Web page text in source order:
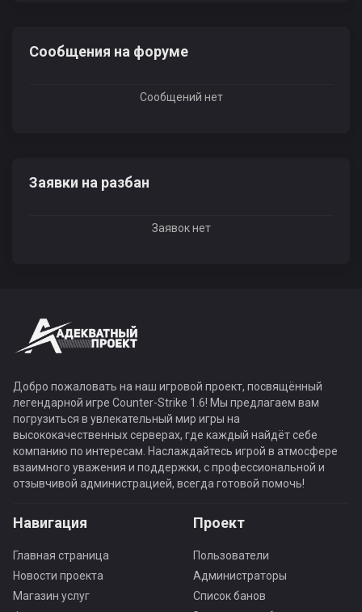
Сообщения на форуме
Сообщений нет
Заявки на разбан
Заявок нет
Добро пожаловать на наш игровой проект, посвящённый
легендарной игре Counter-Strike 1.6! Мы предлагаем вам
погрузиться в увлекательный мир игры на
высококачественных серверах, где каждый найдёт себе
компанию по интересам. Наслаждайтесь игрой в атмосфере
взаимного уважения и поддержки, с профессиональной и
отзывчивой администрацией, всегда готовой помочь!
Навигация
Главная страница
Новости проекта
Магазин услуг
Проект
Пользователи
Администраторы
Список банов